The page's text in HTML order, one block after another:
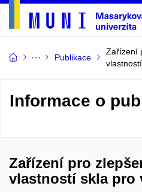
Publikace
Zařízení
Informace o
Zařízení pro
vlastností skla pro